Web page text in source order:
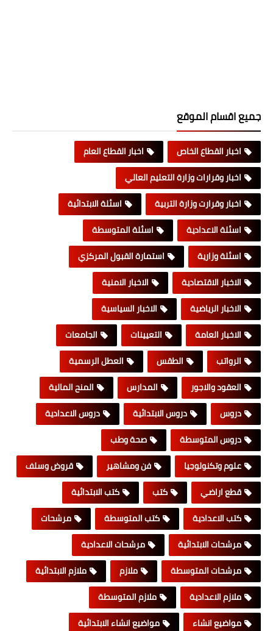
جميع اقسام الموقع
اخبار القطاع الخاص
اخبار القطاع العام
اخبار وقرارات وزارة التعليم العالي
اخبار وقرارت وزارة التربية
اسئلة الابتدائية
اسئلة الاعدادية
اسئلة المتوسطة
اسئلة وزارية
استمارة القبول المركزي
الاخبار الاقتصادية
الاخبار الامنية
الاخبار الرياضية
الاخبار السياسية
الاخبار العامة
التعيينات
الجامعات
الرواتب
الطقس
العطل الرسمية
العقود والاجور
المدارس
المنح المالية
دروس
دروس الابتدائية
دروس الاعدادية
دروس المتوسطة
صحة وطب
علوم وتكنولوجيا
فن ومشاهير
قروض وسلف
قطع اراضي
كتب
كتب الابتدائية
كتب الاعدادية
كتب المتوسطة
مرشحات
مرشحات الابتدائية
مرشحات الاعدادية
مرشحات المتوسطة
ملازم
ملازم الابتدائية
ملازم الاعدادية
ملازم المتوسطة
مواضيع انشاء
مواضيع انشاء الابتدائية